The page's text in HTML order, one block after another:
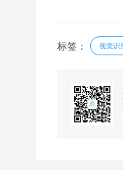
标签： 视觉识